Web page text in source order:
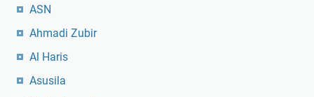
ASN
Ahmadi Zubir
Al Haris
Asusila